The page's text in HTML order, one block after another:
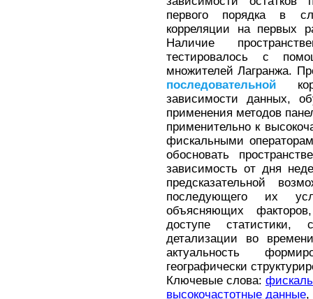
первого порядка в
корреляции на первых
Наличие
тестировалось с
множителей Лагранжа.
последовательной
зависимости данных,
применения методов
применительно к
фискальными
обосновать
зависимость от дня
предсказательной
последующего их
объясняющих
доступе статистики,
детализации во
актуальность
географически
Ключевые слова:
высокочастотные данные,